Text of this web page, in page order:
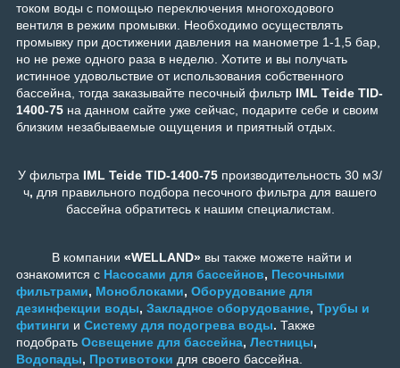
током воды с помощью переключения многоходового
вентиля в режим промывки. Необходимо осуществлять
промывку при достижении давления на манометре 1-1,5 бар,
но не реже одного раза в неделю. Хотите и вы получать
истинное удовольствие от использования собственного
бассейна, тогда заказывайте песочный фильтр IML Teide TID-
1400-75 на данном сайте уже сейчас, подарите себе и своим
близким незабываемые ощущения и приятный отдых.
У фильтра IML Teide TID-1400-75 производительность 30 м3/
ч, для правильного подбора песочного фильтра для вашего
бассейна обратитесь к нашим специалистам.
В компании «WELLAND» вы также можете найти и
ознакомится с Насосами для бассейнов, Песочными
фильтрами, Моноблоками, Оборудование для
дезинфекции воды, Закладное оборудование, Трубы и
фитинги и Систему для подогрева воды. Также
подобрать Освещение для бассейна, Лестницы,
Водопады, Противотоки для своего бассейна.